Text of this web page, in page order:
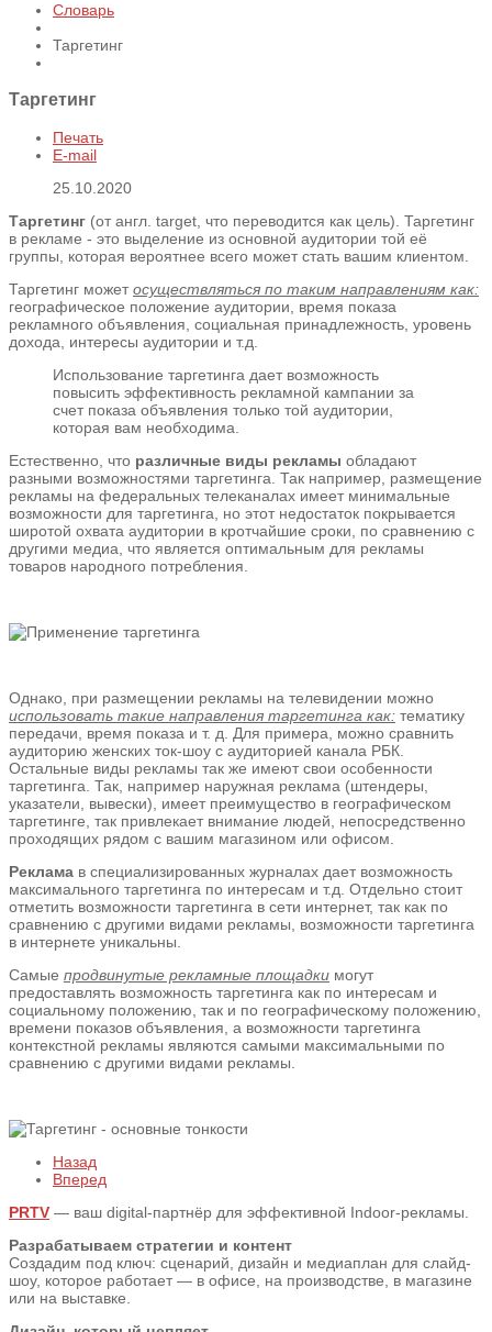
Словарь
Таргетинг
Таргетинг
Печать
E-mail
25.10.2020
Таргетинг (от англ. target, что переводится как цель). Таргетинг
в рекламе - это выделение из основной аудитории той её
группы, которая вероятнее всего может стать вашим клиентом.
Таргетинг можетосуществляться по таким направлениям как:
географическое положение аудитории, время показа
рекламного объявления, социальная принадлежность, уровень
дохода, интересы аудитории и т.д.
Использование таргетинга дает возможность
повысить эффективность рекламной кампании за
счет показа объявления только той аудитории,
которая вам необходима.
Естественно, что различные виды рекламы обладают
разными возможностями таргетинга. Так например, размещение
рекламы на федеральных телеканалах имеет минимальные
возможности для таргетинга, но этот недостаток покрывается
широтой охвата аудитории в кротчайшие сроки, по сравнению с
другими медиа, что является оптимальным для рекламы
товаров народного потребления.
Однако, при размещении рекламы на телевидении можно
использовать такие направления таргетинга как: тематику
передачи, время показа и т. д. Для примера, можно сравнить
аудиторию женских ток-шоу с аудиторией канала РБК.
Остальные виды рекламы так же имеют свои особенности
таргетинга. Так, например наружная реклама (штендеры,
указатели, вывески), имеет преимущество в географическом
таргетинге, так привлекает внимание людей, непосредственно
проходящих рядом с вашим магазином или офисом.
Реклама в специализированных журналах дает возможность
максимального таргетинга по интересам и т.д. Отдельно стоит
отметить возможности таргетинга в сети интернет, так как по
сравнению с другими видами рекламы, возможности таргетинга
в интернете уникальны.
Самые продвинутые рекламные площадки могут
предоставлять возможность таргетинга как по интересам и
социальному положению, так и по географическому положению,
времени показов объявления, а возможности таргетинга
контекстной рекламы являются самыми максимальными по
сравнению с другими видами рекламы.
Назад
Вперед
PRTV — ваш digital-партнёр для эффективной Indoor-рекламы.
Разрабатываем стратегии и контент
Создадим под ключ: сценарий, дизайн и медиаплан для слайд-
шоу, которое работает — в офисе, на производстве, в магазине
или на выставке.